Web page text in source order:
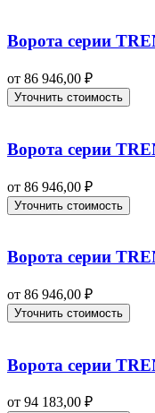
Ворота серии
от 86 946,00 ₽
Уточнить стоимость
Ворота серии
от 86 946,00 ₽
Уточнить стоимость
Ворота серии
от 86 946,00 ₽
Уточнить стоимость
Ворота серии
от 94 183,00 ₽